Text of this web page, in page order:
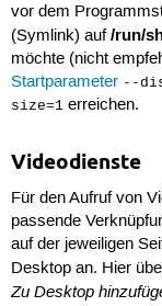
vor dem
(Symlink) auf/run/
möchte (nicht
Startparameter --
size=1erreichen.
Videodienste
Für den Aufruf von
passende
auf der jeweiligen
Desktop an. Hier
Zu Desktop